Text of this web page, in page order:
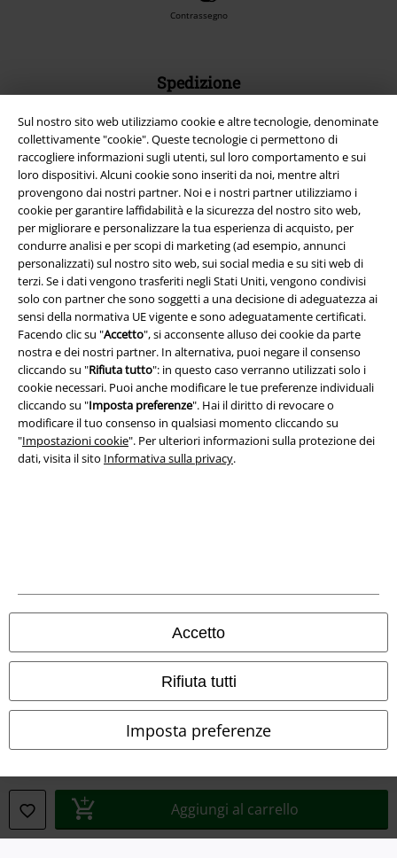
Sul nostro sito web utilizziamo cookie e altre tecnologie, denominate
collettivamente "cookie". Queste tecnologie ci permettono di
raccogliere informazioni sugli utenti, sul loro comportamento e sui
loro dispositivi. Alcuni cookie sono inseriti da noi, mentre altri
provengono dai nostri partner. Noi e i nostri partner utilizziamo i
cookie per garantire laffidabilità e la sicurezza del nostro sito web,
per migliorare e personalizzare la tua esperienza di acquisto, per
condurre analisi e per scopi di marketing (ad esempio, annunci
personalizzati) sul nostro sito web, sui social media e su siti web di
terzi. Se i dati vengono trasferiti negli Stati Uniti, vengono condivisi
solo con partner che sono soggetti a una decisione di adeguatezza ai
sensi della normativa UE vigente e sono adeguatamente certificati.
Facendo clic su "Accetto", si acconsente alluso dei cookie da parte
nostra e dei nostri partner. In alternativa, puoi negare il consenso
cliccando su "Rifiuta tutto": in questo caso verranno utilizzati solo i
cookie necessari. Puoi anche modificare le tue preferenze individuali
cliccando su "Imposta preferenze". Hai il diritto di revocare o
modificare il tuo consenso in qualsiasi momento cliccando su
"Impostazioni cookie". Per ulteriori informazioni sulla protezione dei
dati, visita il sito Informativa sulla privacy.
Accetto
Rifiuta tutti
Imposta preferenze
Aggiungi al carrello
Contrassegno
Spedizione
App EMP
Scarica la nuova app di EMP!
A Warner Music Group Company
Termini & Condizioni
Redazione
Smaltimento rifiuti e protezione dell’ambiente
Dichiarazione di Conformità
Informazioni sull'accessibilità